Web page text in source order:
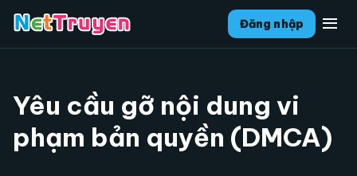
Đăng nhập menu
Yêu cầu gỡ nội dung vi
phạm bản quyền (DMCA)